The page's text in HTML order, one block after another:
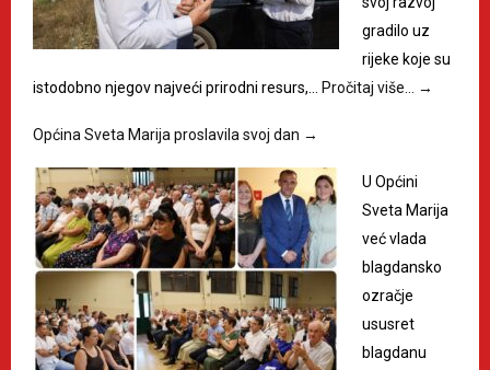
gradilo uz
rijeke koje su
istodobno njegov najveći prirodni resurs,…
Pročitaj više… →
Općina Sveta Marija proslavila svoj dan →
U Općini
Sveta Marija
već vlada
blagdansko
ozračje
ususret
blagdanu